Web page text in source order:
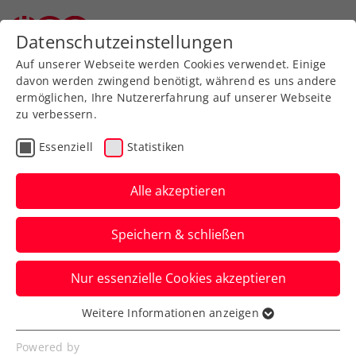
Die Geschäftsstelle in Vösendorf
ist die organisatorische,
Datenschutzeinstellungen
Auf unserer Webseite werden Cookies verwendet. Einige
davon werden zwingend benötigt, während es uns andere
ermöglichen, Ihre Nutzererfahrung auf unserer Webseite
zu verbessern.
Essenziell Statistiken
Alle akzeptieren
Speichern & schließen
Nur essenzielle Cookies akzeptieren
Essenziell
Essenzielle Cookies werden für grundlegende
Weitere Informationen anzeigen
Powered by